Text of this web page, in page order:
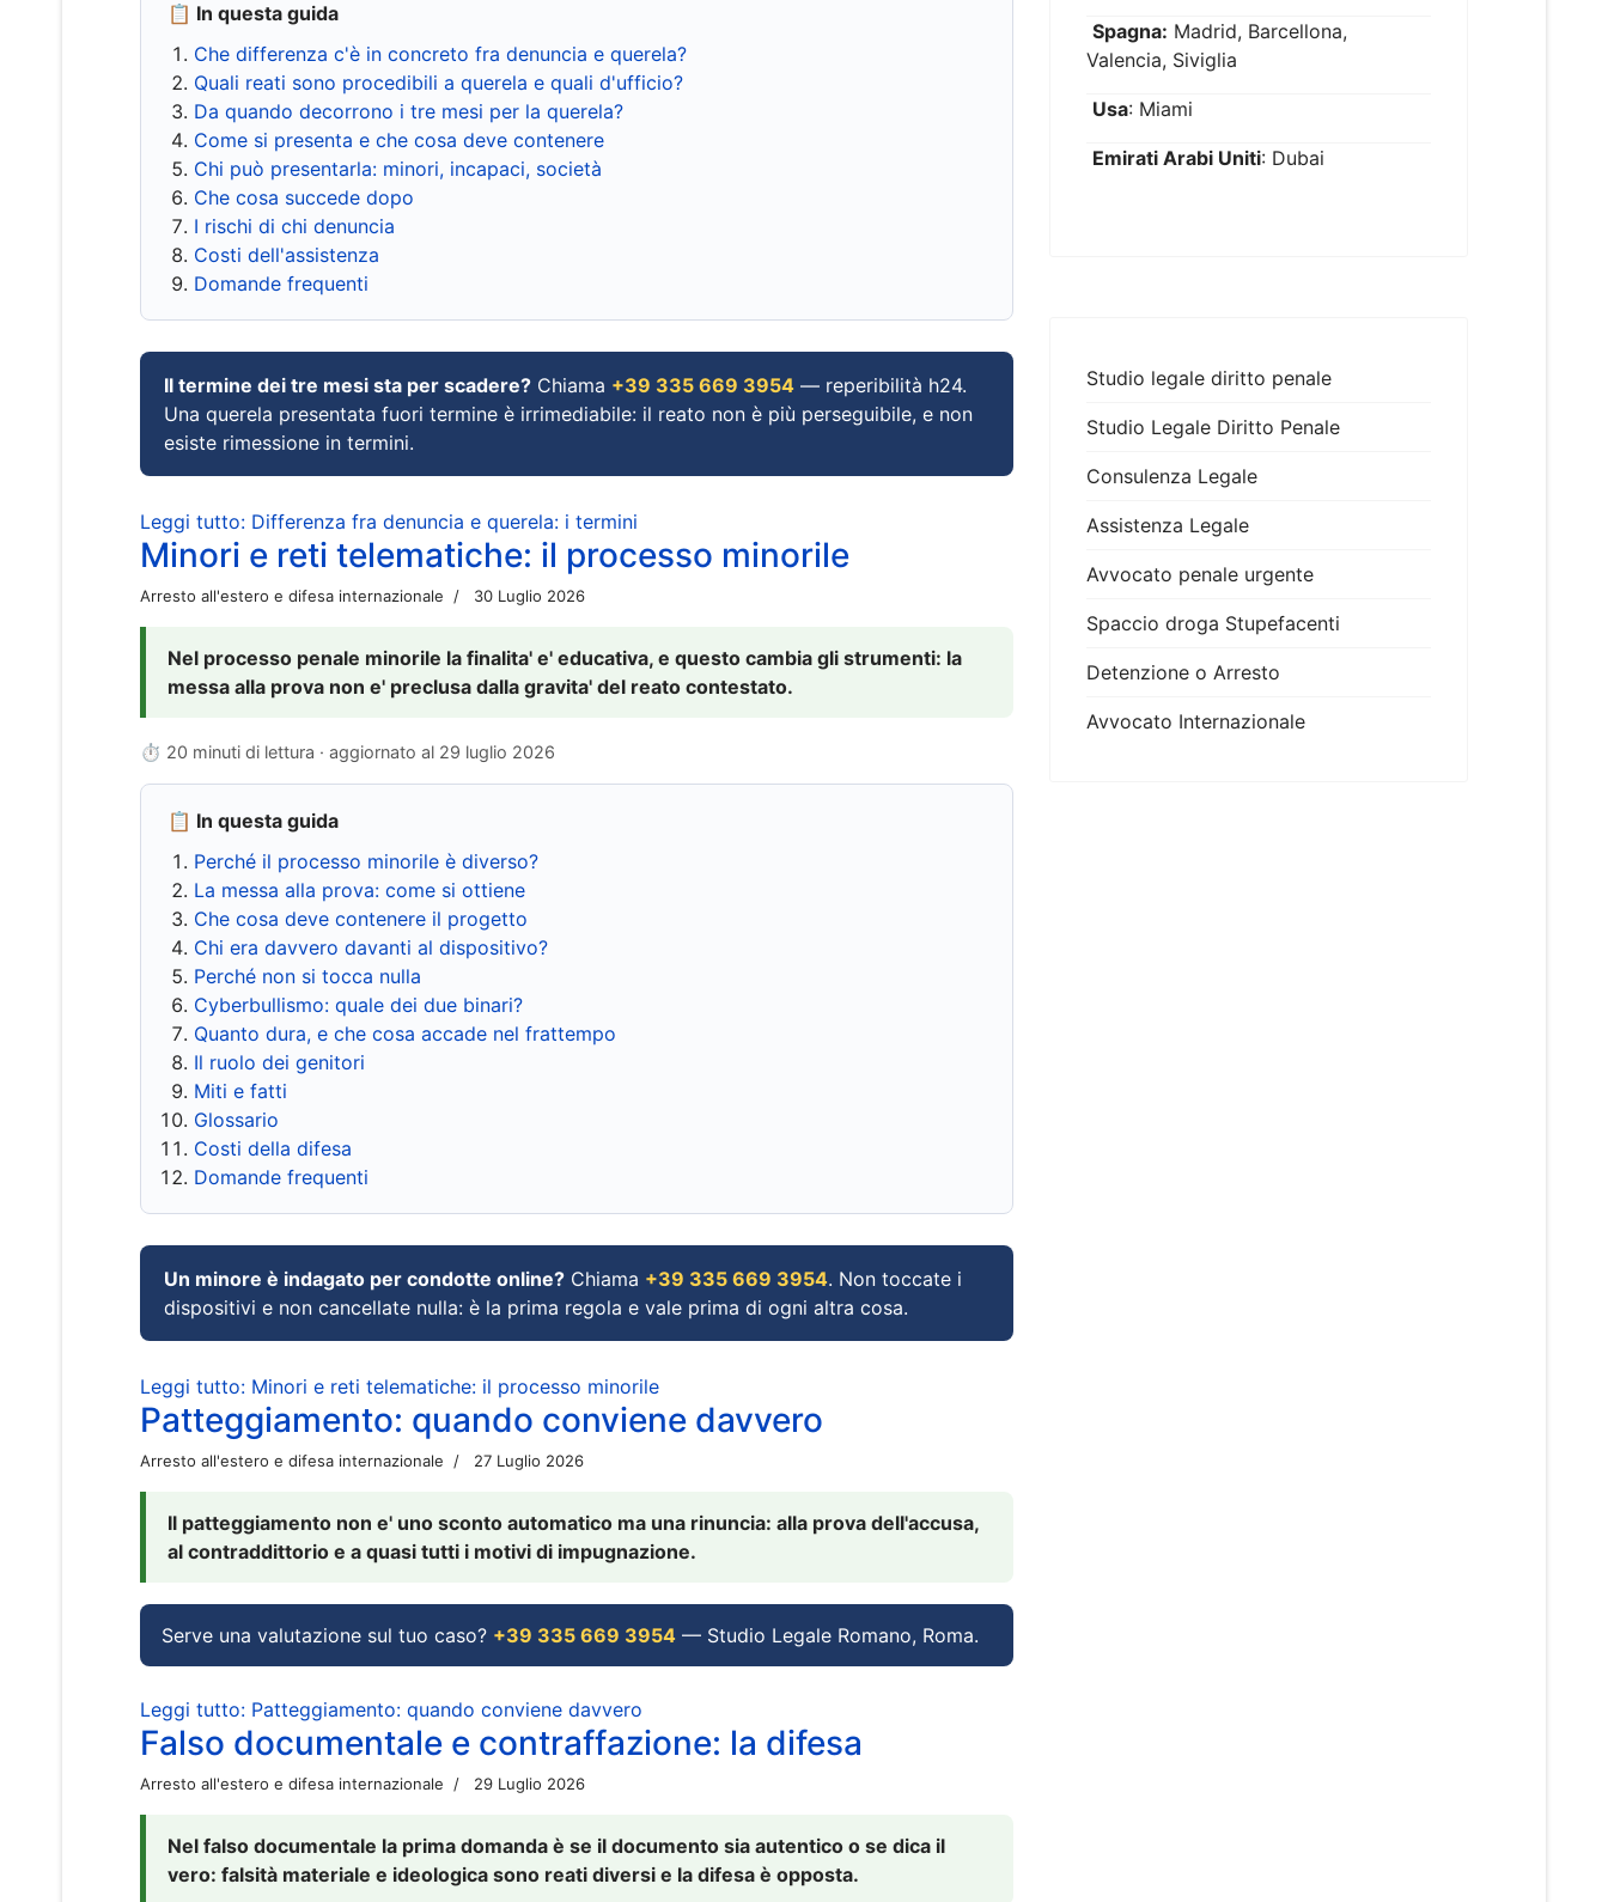
📋 In questa guida
Che differenza c'è in concreto fra denuncia e querela?
Quali reati sono procedibili a querela e quali d'ufficio?
Da quando decorrono i tre mesi per la querela?
Come si presenta e che cosa deve contenere
Chi può presentarla: minori, incapaci, società
Che cosa succede dopo
I rischi di chi denuncia
Costi dell'assistenza
Domande frequenti
Il termine dei tre mesi sta per scadere? Chiama +39 335 669 3954 — reperibilità h24.
Una querela presentata fuori termine è irrimediabile: il reato non è più perseguibile, e non
esiste rimessione in termini.
Leggi tutto: Differenza fra denuncia e querela: i termini
Minori e reti telematiche: il processo minorile
Arresto all'estero e difesa internazionale 30 Luglio 2026
Nel processo penale minorile la finalita' e' educativa, e questo cambia gli strumenti: la
messa alla prova non e' preclusa dalla gravita' del reato contestato.
⏱ 20 minuti di lettura · aggiornato al 29 luglio 2026
📋 In questa guida
Perché il processo minorile è diverso?
La messa alla prova: come si ottiene
Che cosa deve contenere il progetto
Chi era davvero davanti al dispositivo?
Perché non si tocca nulla
Cyberbullismo: quale dei due binari?
Quanto dura, e che cosa accade nel frattempo
Il ruolo dei genitori
Miti e fatti
Glossario
Costi della difesa
Domande frequenti
Un minore è indagato per condotte online? Chiama +39 335 669 3954. Non toccate i
dispositivi e non cancellate nulla: è la prima regola e vale prima di ogni altra cosa.
Leggi tutto: Minori e reti telematiche: il processo minorile
Patteggiamento: quando conviene davvero
Arresto all'estero e difesa internazionale 27 Luglio 2026
Il patteggiamento non e' uno sconto automatico ma una rinuncia: alla prova dell'accusa,
al contraddittorio e a quasi tutti i motivi di impugnazione.
Serve una valutazione sul tuo caso? +39 335 669 3954 — Studio Legale Romano, Roma.
Leggi tutto: Patteggiamento: quando conviene davvero
Falso documentale e contraffazione: la difesa
Arresto all'estero e difesa internazionale 29 Luglio 2026
Nel falso documentale la prima domanda è se il documento sia autentico o se dica il
vero: falsità materiale e ideologica sono reati diversi e la difesa è opposta.
Spagna: Madrid, Barcellona,
Valencia, Siviglia
Usa: Miami
Emirati Arabi Uniti: Dubai
Studio legale diritto penale
Studio Legale Diritto Penale
Consulenza Legale
Assistenza Legale
Avvocato penale urgente
Spaccio droga Stupefacenti
Detenzione o Arresto
Avvocato Internazionale